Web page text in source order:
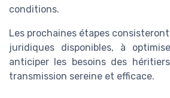
conditions.
Les prochaines étapes
juridiques disponibles, à
anticiper les besoins des
transmission sereine et efficace.